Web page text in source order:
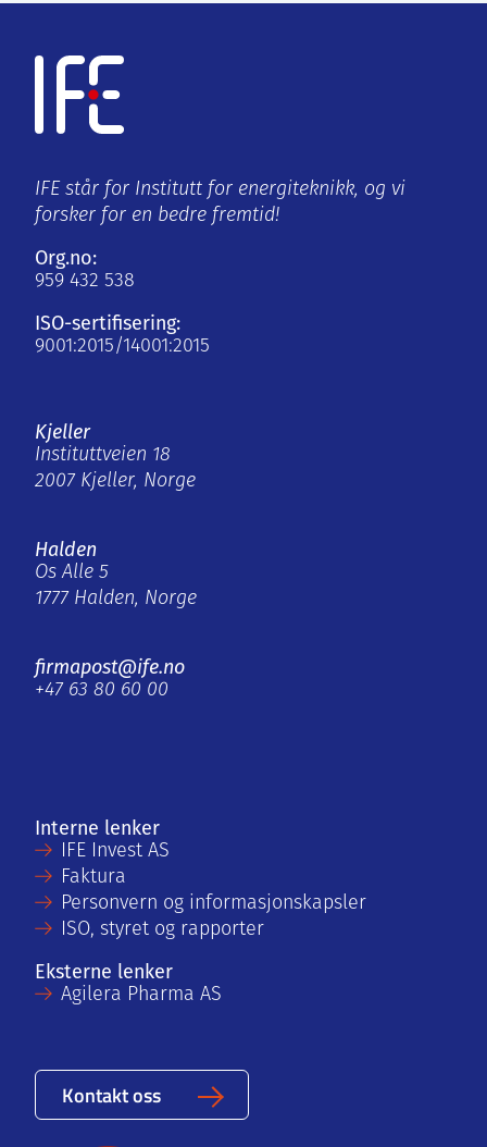
IFE står for Institutt for energiteknikk, og vi
forsker for en bedre fremtid!
Org.no:
959 432 538
ISO-sertifisering:
9001:2015/14001:2015
Kjeller
Instituttveien 18
2007 Kjeller, Norge
Halden
Os Alle 5
1777 Halden, Norge
firmapost@ife.no
+47 63 80 60 00
Interne lenker
IFE Invest AS
Faktura
Personvern og informasjonskapsler
ISO, styret og rapporter
Eksterne lenker
Agilera Pharma AS
Kontakt oss